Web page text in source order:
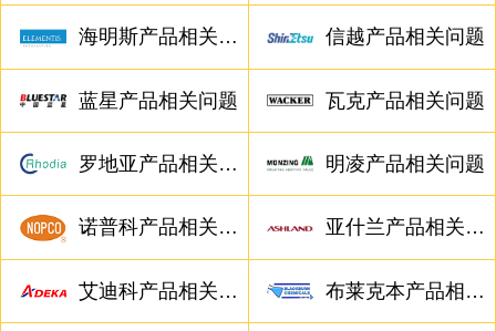
海明斯产品相关问题 信越产品相关问题
蓝星产品相关问题 瓦克产品相关问题
罗地亚产品相关问题 明凌产品相关问题
诺普科产品相关问题 亚什兰产品相关问题
艾迪科产品相关问题 布莱克本产品相关问题